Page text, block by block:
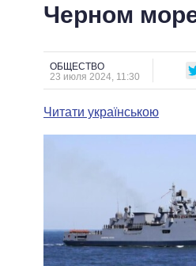
ОБЗОРЫ
ДАЙДЖЕСТЫ
ПРЕЗИДЕНТ И ОФИС
ВЕРХОВНАЯ РАДА
КАБИНЕТ МИНИСТРОВ
МЭРЫ
СРАВНЕНИЕ
Черном
ОБЩЕСТВО
23 июля 2024, 11:30
Читати українською